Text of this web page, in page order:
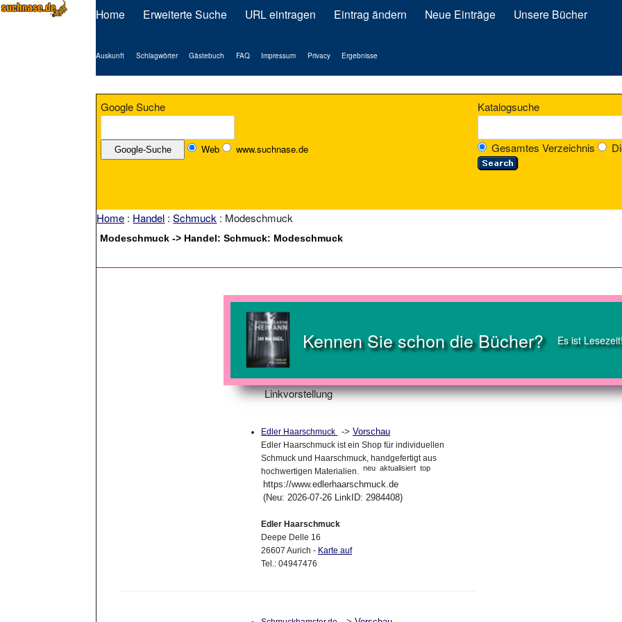
Home Erweiterte Suche URL eintragen Eintrag ändern Neue Einträge Unsere Bücher
Auskunft Schlagwörter Gästebuch FAQ Impressum Privacy Ergebnisse
Google Suche
Web www.suchnase.de
Katalogsuche
Gesamtes Verzeichnis
Home : Handel :Schmuck : Modeschmuck
Modeschmuck -> Handel: Schmuck: Modeschmuck
Kennen Sie schon die Bücher? Es ist
Linkvorstellung
Edler Haarschmuck ->Vorschau
Edler Haarschmuck ist ein Shop für individuellen
Schmuck und Haarschmuck, handgefertigt aus
hochwertigen Materialien. neu aktualisiert top
https://www.edlerhaarschmuck.de
(Neu: 2026-07-26 LinkID: 2984408)
Edler Haarschmuck
Deepe Delle 16
26607 Aurich - Karte auf
Tel.: 04947476